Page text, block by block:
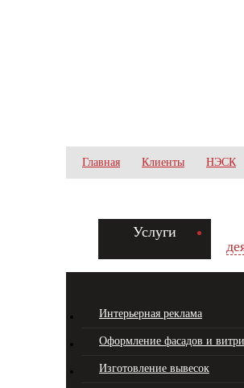
Главная Клиенты НЭСК
Услуги
Интерьерная реклама
Оформление фасадов и
Изготовление вывесок